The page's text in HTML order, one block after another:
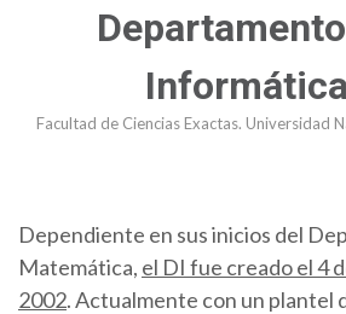
Informática
Facultad de Ciencias Exactas. Universidad
Dependiente en sus inicios del
Matemática, el DI fue creado el 4
2002. Actualmente con un plantel